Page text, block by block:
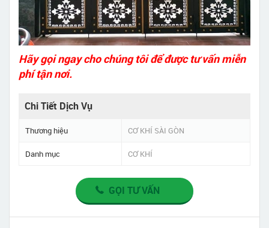
Hãy gọi ngay cho chúng tôi để được tư vấn miễn
phí tận nơi.
Chi Tiết Dịch Vụ
Thương hiệu CƠ KHÍ SÀI GÒN
Danh mục CƠ KHÍ
GỌI TƯ VẤN